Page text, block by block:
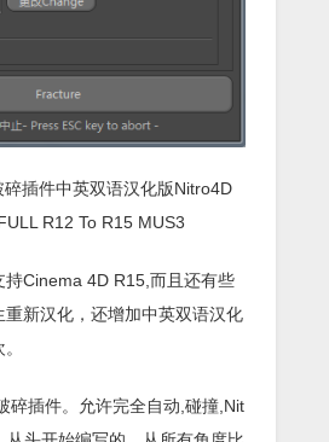
插件中英双语汉化版Nitro4D
R12 To R15 MUS3
持Cinema 4D R15,而且还有些
重新汉化，还增加中英双语汉化
碎插件。允许完全自动,碰撞,Nit